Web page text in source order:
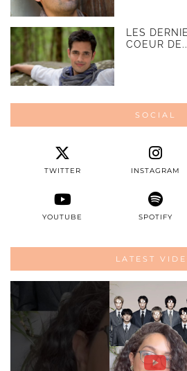
LES
COEUR
SOCIAL
TWITTER INSTAGRAM
YOUTUBE SPOTIFY
LATEST